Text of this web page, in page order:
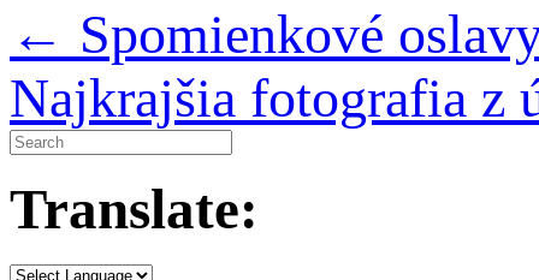
← Spomienkové
Najkrajšia fotografia
Translate: